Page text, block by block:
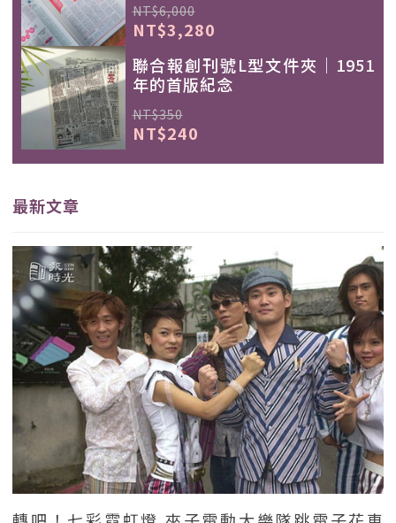
NT$6,000
NT$3,280
聯合報創刊號L型文件夾｜1951
年的首版紀念
NT$350
NT$240
最新文章